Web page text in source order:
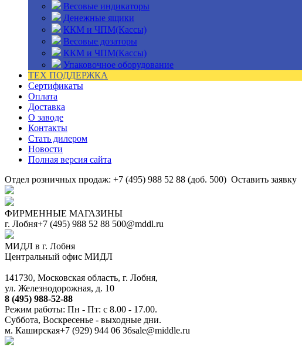
Весовые индикаторы
Денежные ящики
ККМ и ЧПМ(Кассы)
Весовые дозаторы
ККМ и ЧПМ(Кассы)
Упаковочное оборудование
ТЕХ ПОДДЕРЖКА
Сертификаты
Оплата
Доставка
О заводе
Контакты
Стать дилером
Новости
Полная версия сайта
Отдел розничных продаж: +7 (495) 988 52 88 (доб. 500) Оставить заявку
ФИРМЕННЫЕ МАГАЗИНЫ
г. Лобня+7 (495) 988 52 88 500@mddl.ru
МИДЛ в г. Лобня
Центральный офис МИДЛ
141730, Московская область, г. Лобня,
ул. Железнодорожная, д. 10
8 (495) 988-52-88
Режим работы: Пн - Пт: с 8.00 - 17.00.
Суббота, Воскресенье - выходные дни.
м. Каширская+7 (929) 944 06 36sale@middle.ru